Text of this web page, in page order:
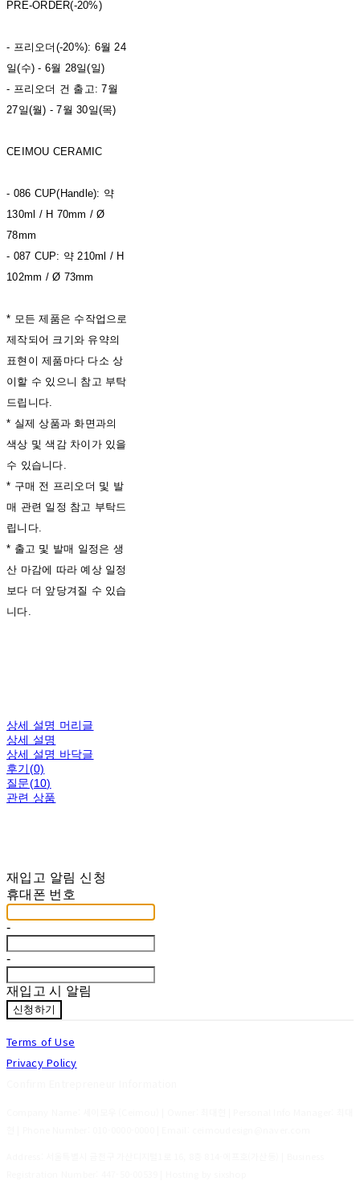
PRE-ORDER(-20%)
- 프리오더(-20%): 6월 24
일(수) - 6월 28일(일)
- 프리오더 건 출고: 7월
27일(월) - 7월 30일(목)
CEIMOU CERAMIC
- 086 CUP(Handle): 약
130ml / H 70mm / Ø
78mm
- 087 CUP: 약 210ml / H
102mm / Ø 73mm
* 모든 제품은 수작업으로
제작되어 크기와 유약의
표현이 제품마다 다소 상
이할 수 있으니 참고 부탁
드립니다.
* 실제 상품과 화면과의
색상 및 색감 차이가 있을
수 있습니다.
* 구매 전 프리오더 및 발
매 관련 일정 참고 부탁드
립니다.
* 출고 및 발매 일정은 생
산 마감에 따라 예상 일정
보다 더 앞당겨질 수 있습
니다.
상세 설명 머리글
상세 설명
상세 설명 바닥글
후기(0)
질문(10)
관련 상품
재입고 알림 신청
휴대폰 번호
-
-
재입고 시 알림
신청하기
Terms of Use
Privacy Policy